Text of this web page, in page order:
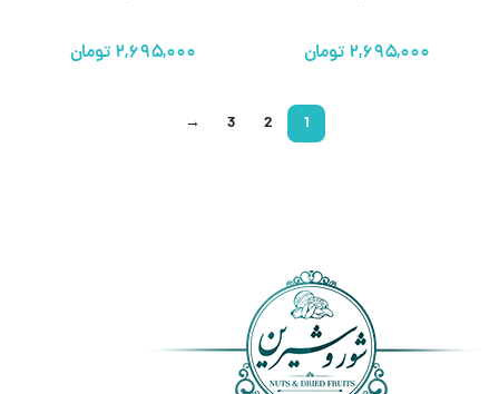
تومان تومان
1
2
3
→